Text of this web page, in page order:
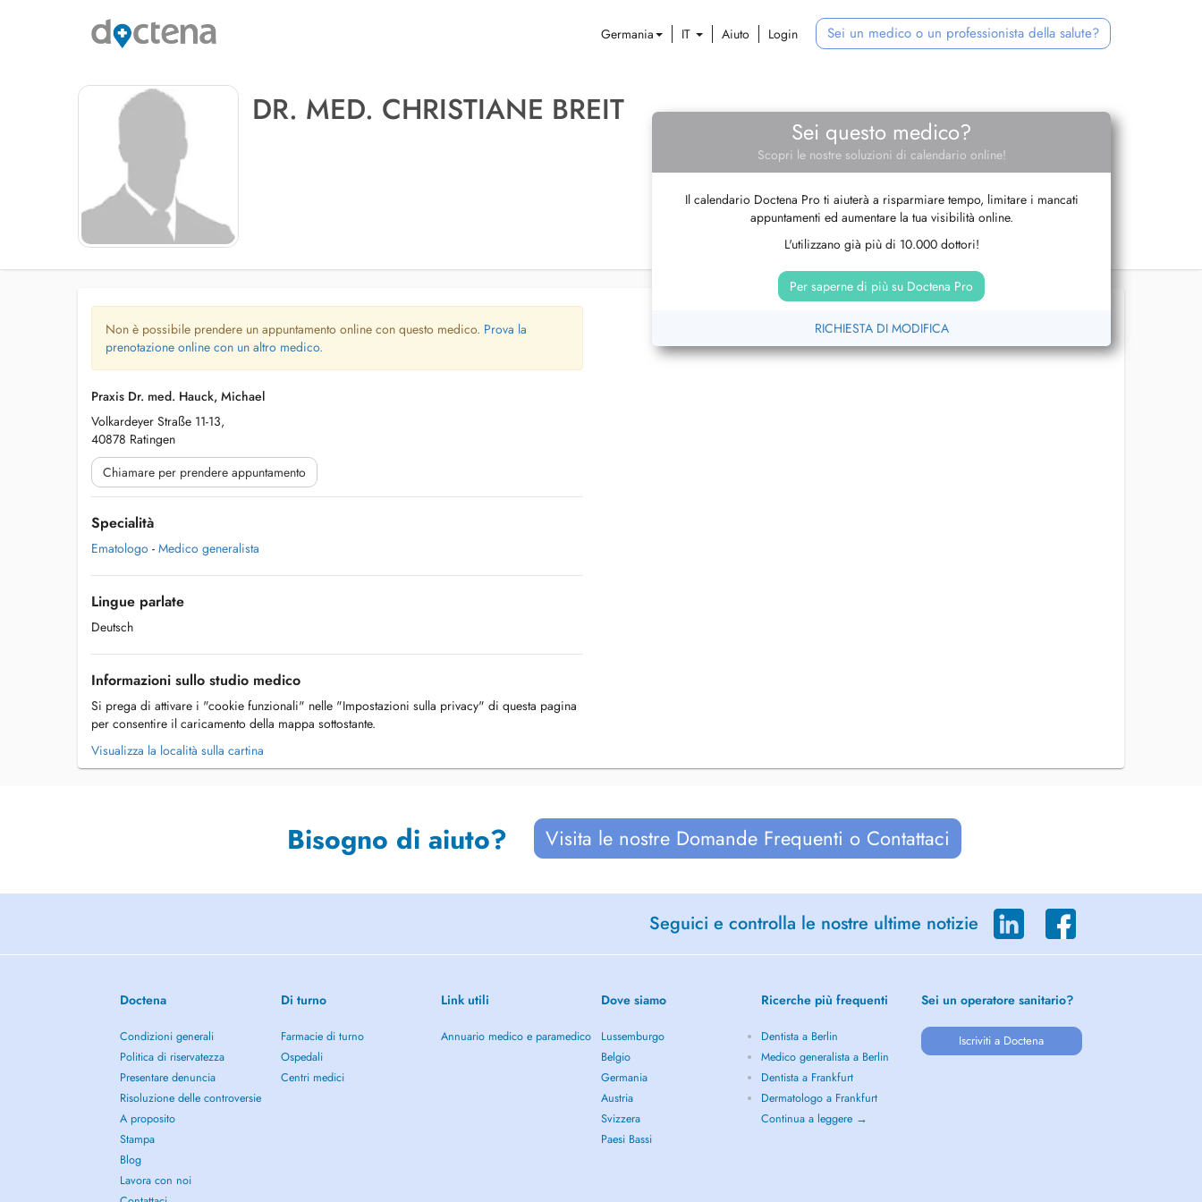
Germania IT Aiuto Login Sei un medico o un professionista della salute?
DR. MED. CHRISTIANE BREIT
Sei questo medico?
Scopri le nostre soluzioni di calendario online!
Il calendario Doctena Pro ti aiuterà a risparmiare tempo, limitare i mancati
appuntamenti ed aumentare la tua visibilità online.
L'utilizzano già più di 10.000 dottori!
Per saperne di più su Doctena Pro
RICHIESTA DI MODIFICA
Non è possibile prendere un appuntamento online con questo medico. Prova la
prenotazione online con un altro medico.
Praxis Dr. med. Hauck, Michael
Volkardeyer Straße 11-13,
40878 Ratingen
Chiamare per prendere appuntamento
Specialità
Ematologo - Medico generalista
Lingue parlate
Deutsch
Informazioni sullo studio medico
Si prega di attivare i "cookie funzionali" nelle "Impostazioni sulla privacy" di questa pagina
per consentire il caricamento della mappa sottostante.
Visualizza la località sulla cartina
Bisogno di aiuto? Visita le nostre Domande Frequenti o Contattaci
Seguici e controlla le nostre ultime notizie
Doctena
Condizioni generali
Politica di riservatezza
Presentare denuncia
Risoluzione delle controversie
A proposito
Stampa
Blog
Lavora con noi
Di turno
Farmacie di turno
Ospedali
Centri medici
Link utili
Annuario medico e paramedico
Dove siamo
Lussemburgo
Belgio
Germania
Austria
Svizzera
Paesi Bassi
Ricerche più frequenti
Dentista a Berlin
Medico generalista a Berlin
Dentista a Frankfurt
Dermatologo a Frankfurt
Continua a leggere →
Sei un operatore sanitario?
Iscriviti a Doctena